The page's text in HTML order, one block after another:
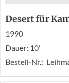
Desert für
1990
Dauer: 10'
Bestell-Nr.: